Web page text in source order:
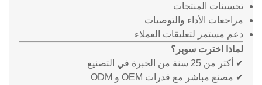
تحسينات المنتجات
مراجعات الأداء والتوصيات
دعم مستمر لتعليقات العملاء
لماذا اخترت سوبر؟
✔ أكثر من 25 سنة من الخبرة في التصنيع
✔ مصنع مباشر مع قدرات OEM و ODM